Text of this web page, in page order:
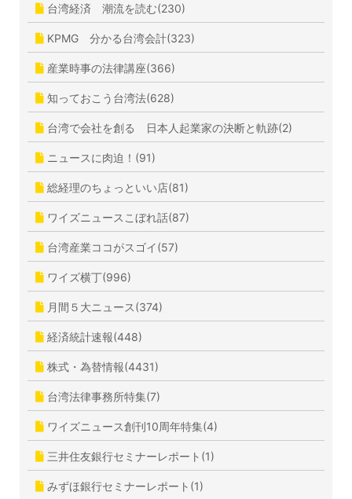
台湾経済 潮流を読む(230)
KPMG 分かる台湾会計(323)
産業時事の法律講座(366)
知っておこう台湾法(628)
台湾で会社を創る 日本人起業家の決断と軌跡(2)
ニュースに肉迫！(91)
総経理のちょっといい店(81)
ワイズニュースこぼれ話(87)
台湾産業ココがスゴイ(57)
ワイズ横丁(996)
月間５大ニュース(374)
経済統計速報(448)
株式・為替情報(4431)
台湾法律事務所特集(7)
ワイズニュース創刊10周年特集(4)
三井住友銀行セミナーレポート(1)
みずほ銀行セミナーレポート(1)